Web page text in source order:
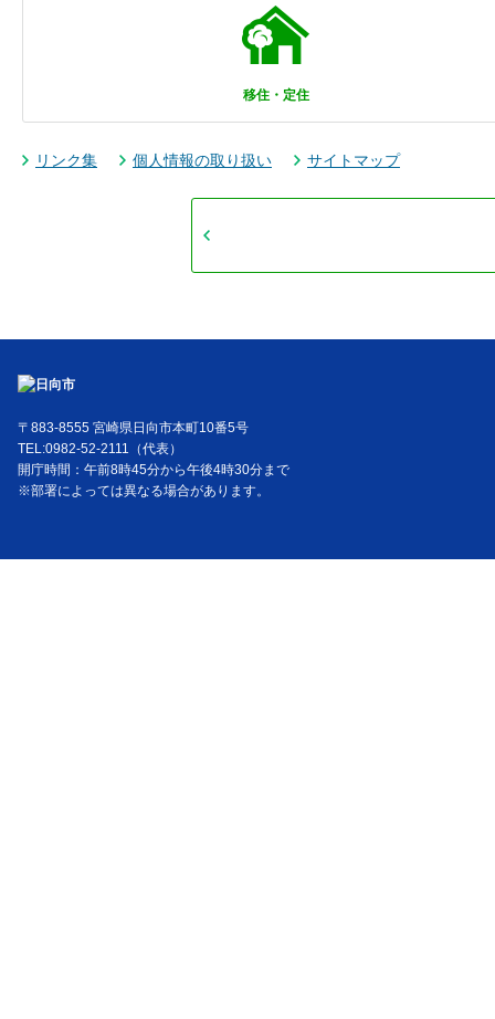
移住・定住
リンク集 個人情報の取り扱い サイトマップ
〒883-8555 宮崎県日向市本町10番5号
TEL:0982-52-2111（代表）
開庁時間：午前8時45分から午後4時30分まで
※部署によっては異なる場合があります。